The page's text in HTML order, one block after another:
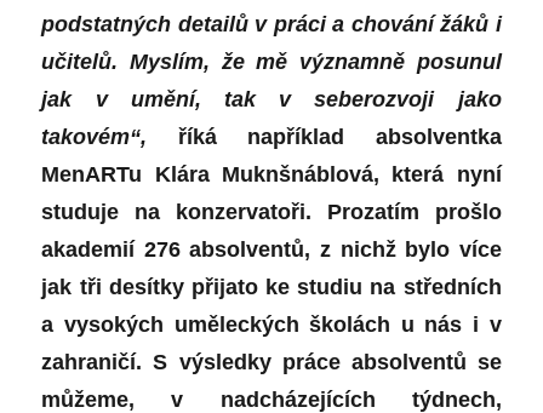
podstatných detailů v práci a chování žáků i
učitelů. Myslím, že mě významně posunul
jak v umění, tak v seberozvoji jako
takovém“, říká například absolventka
MenARTu Klára Muknšnáblová, která nyní
studuje na konzervatoři. Prozatím prošlo
akademií 276 absolventů, z nichž bylo více
jak tři desítky přijato ke studiu na středních
a vysokých uměleckých školách u nás i v
zahraničí.S výsledky práce absolventů se
můžeme, v nadcházejících týdnech,